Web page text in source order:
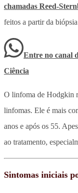
chamadas Reed-
feitos a partir da
Entre no canal
Ciência
O linfoma de Hodgkin
linfomas. Ele é mais
anos e após os 55.
ao tratamento,
Sintomas iniciais